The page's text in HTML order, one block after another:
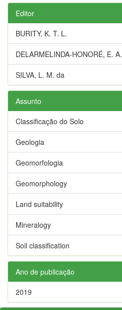
Editor
BURITY, K. T. L.
DELARMELINDA-HONORÉ, E. A.
SILVA, L. M. da
Assunto
Classificação do Solo
Geologia
Geomorfologia
Geomorphology
Land suitability
Mineralogy
Soil classification
Ano de publicação
2019